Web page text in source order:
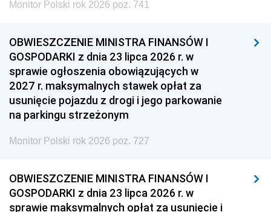
Monitor Polski rok 2026 poz. 741
OBWIESZCZENIE MINISTRA FINANSÓW I
GOSPODARKI z dnia 23 lipca 2026 r. w
sprawie ogłoszenia obowiązujących w
2027 r. maksymalnych stawek opłat za
usunięcie pojazdu z drogi i jego parkowanie
na parkingu strzeżonym
Monitor Polski rok 2026 poz. 727
OBWIESZCZENIE MINISTRA FINANSÓW I
GOSPODARKI z dnia 23 lipca 2026 r. w
sprawie maksymalnych opłat za usunięcie i